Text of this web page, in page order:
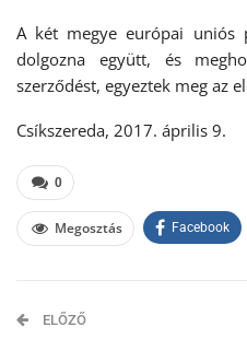
A két megye európai uniós
dolgozna együtt, és
szerződést, egyeztek meg az
Csíkszereda, 2017. április 9.
0
Megosztás Facebook
ELŐZŐ